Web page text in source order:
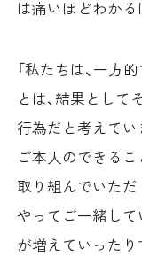
は痛いほどわかる
「私たちは、一方
とは、結果とし
行為だと考えてい
ご本人のできる
取り組んでいただ
やってご一緒して
が増えていったり